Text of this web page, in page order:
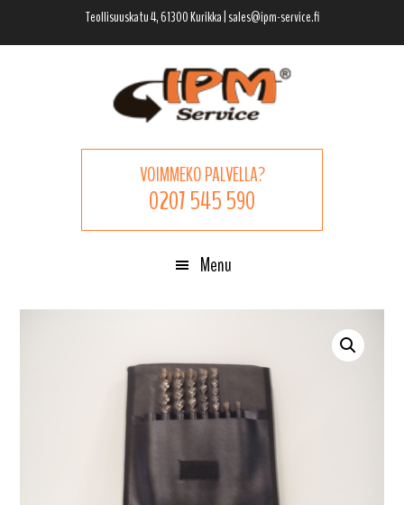
pääsisältöön
ensisijaiseen
alatunnisteeseen
Teollisuuskatu 4, 61300 Kurikka | sales@ipm-service.fi
VOIMMEKO PALVELLA?
0207 545 590
Menu